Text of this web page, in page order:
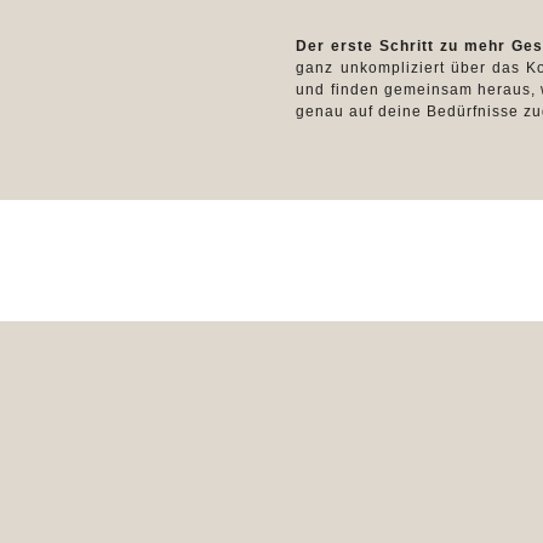
Der erste Schritt zu mehr
ganz unkompliziert über das
und finden gemeinsam
genau auf deine Bedürfnisse